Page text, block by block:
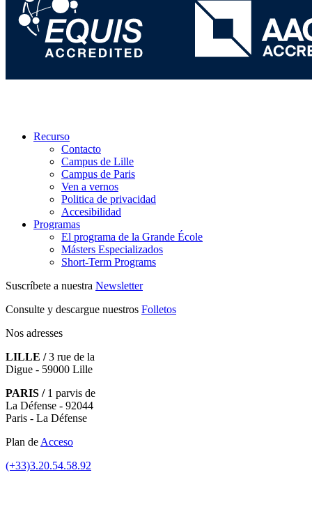
Recurso
Contacto
Campus de Lille
Campus de Paris
Ven a vernos
Politica de privacidad
Accesibilidad
Programas
El programa de la Grande École
Másters Especializados
Short-Term Programs
Suscríbete a nuestra Newsletter
Consulte y descargue nuestros Folletos
Nos adresses
LILLE /3 rue de la
Digue - 59000 Lille
PARIS /1 parvis de
La Défense - 92044
Paris - La Défense
Plan deAcceso
(+33)3.20.54.58.92